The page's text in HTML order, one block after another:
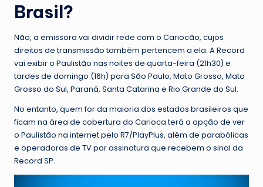
Brasil?
Não, a emissora vai dividir rede com o Cariocão, cujos
direitos de transmissão também pertencem a ela. A Record
vai exibir o Paulistão nas noites de quarta-feira (21h30) e
tardes de domingo (16h) para São Paulo, Mato Grosso, Mato
Grosso do Sul, Paraná, Santa Catarina e Rio Grande do Sul.
No entanto, quem for da maioria dos estados brasileiros que
ficam na área de cobertura do Carioca terá a opção de ver
o Paulistão na internet pelo R7/PlayPlus, além de parabólicas
e operadoras de TV por assinatura que recebem o sinal da
Record SP.